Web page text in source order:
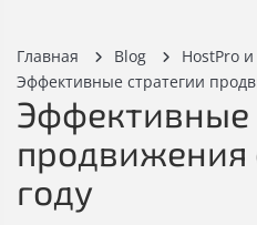
Главная Blog
HostPro
Эффективные стратегии
Эффективные
продвижения
году